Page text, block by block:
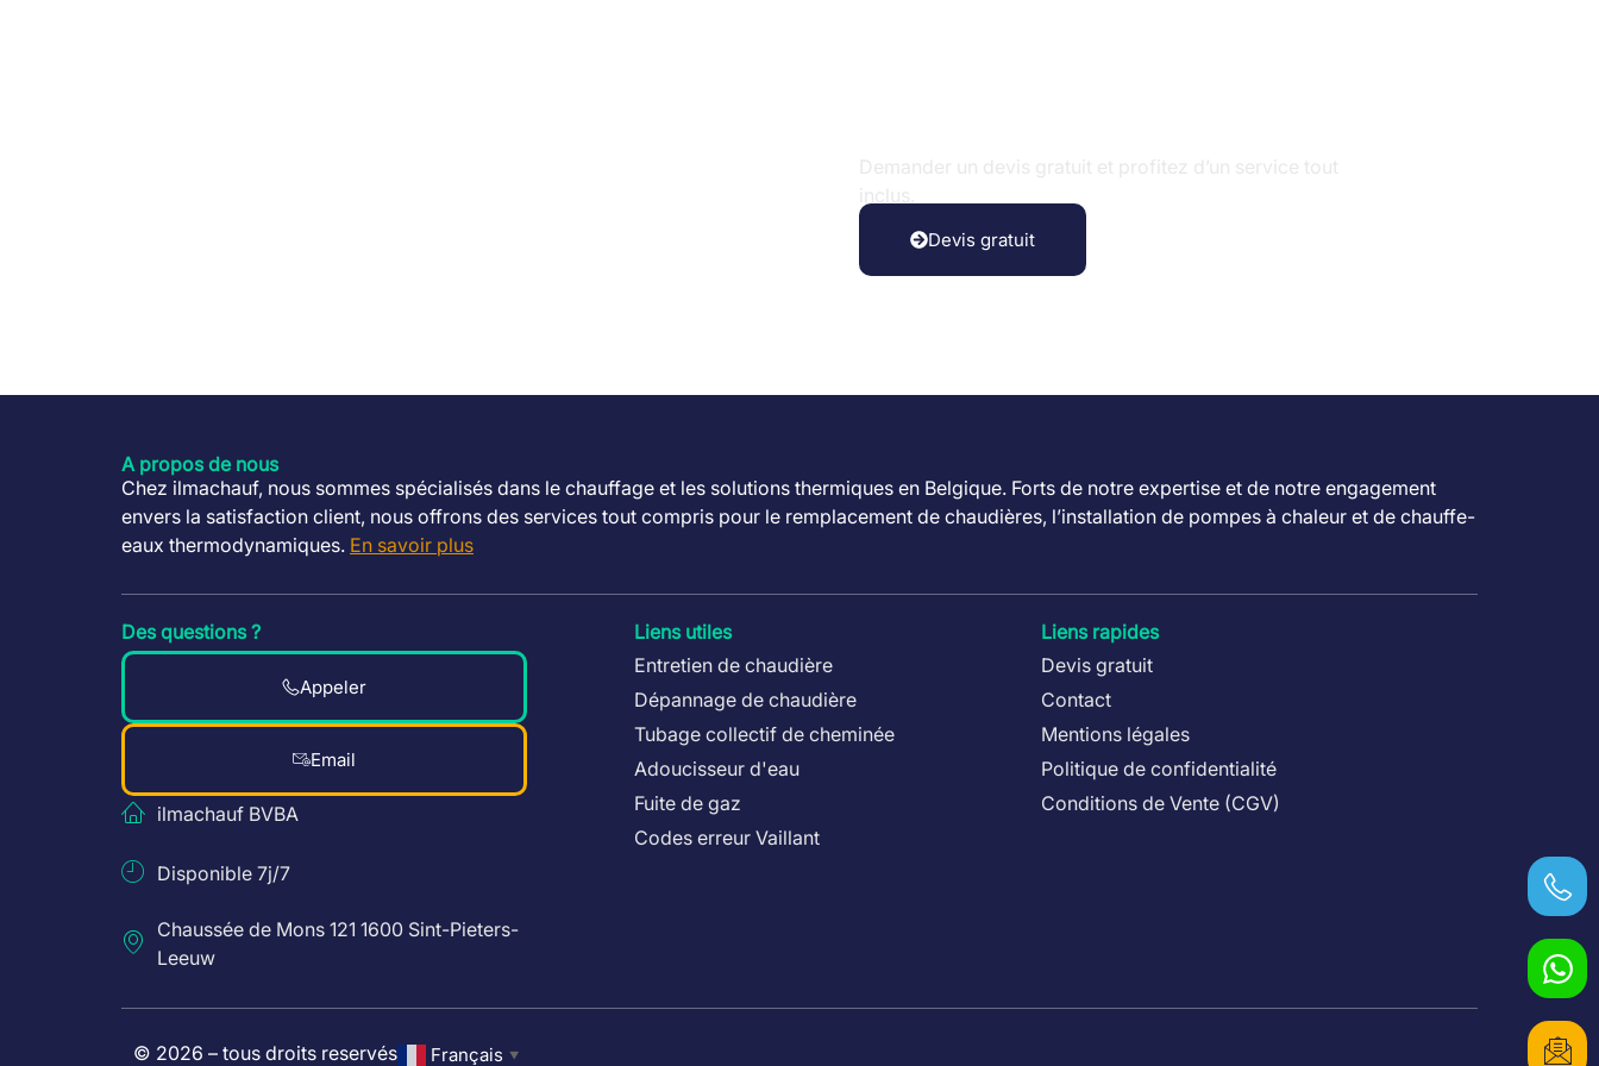
même confort en chauffage. Avec un rendement allant jusqu’à 108 %, cette chaudière est un choix judicieux pour ceux qui souhaitent réduire leurs factures
Fiabilité et Longévité Vaillant
pour sa durabilité et son expertise, offrant des chaudières performantes et nécessitant peu d’entretien.
Demandez un Devis Gratuit pour l’Installation de la Vaillant ecoTEC plus VC 25 CS /1-5
Vaillant ecoTEC plus VC 25 CS /1-5
Devis gratuit
A propos de nous
Chez ilmachauf, nous sommes spécialisés dans le chauffage et les solutions thermiques en Belgique. Forts de notre expertise et de notre engagement
envers la satisfaction client, nous offrons des services tout compris pour le remplacement de chaudières, l’installation de pompes à chaleur et de chauffe-
eaux thermodynamiques. En savoir plus
Des questions ?
Appeler
Email
ilmachauf BVBA
Disponible 7j/7
Chaussée de Mons 121 1600 Sint-Pieters-
Leeuw
Liens utiles
Entretien de chaudière
Dépannage de chaudière
Tubage collectif de cheminée
Adoucisseur d'eau
Fuite de gaz
Codes erreur Vaillant
Liens rapides
Devis gratuit
Contact
Mentions légales
Politique de confidentialité
Conditions de Vente (CGV)
© 2026 – tous droits reservés Français ▼